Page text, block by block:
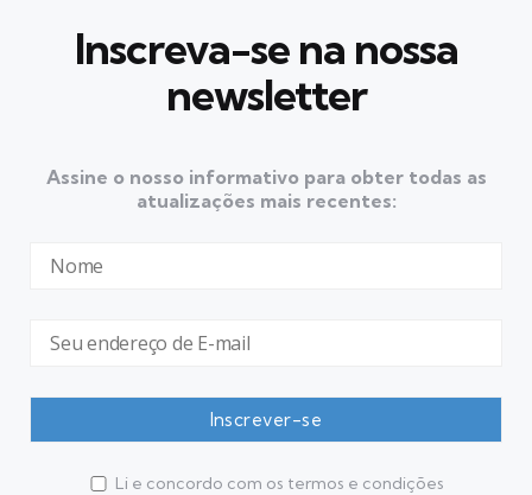
Inscreva-se na nossa
newsletter
Assine o nosso informativo para obter todas as
atualizações mais recentes:
Li e concordo com os termos e condições